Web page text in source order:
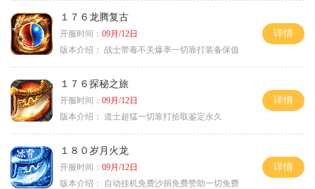
１７６龙腾复古
开服时间： 09月/12日
版本介绍： 战士带毒不关爆率一切靠打装备保值
详情
１７６探秘之旅
开服时间： 09月/12日
版本介绍： 道士超猛一切靠打拾取鉴定永久
详情
１８０岁月火龙
开服时间： 09月/12日
版本介绍：
自动挂机免费沙捐免费赞助一切免费
详情